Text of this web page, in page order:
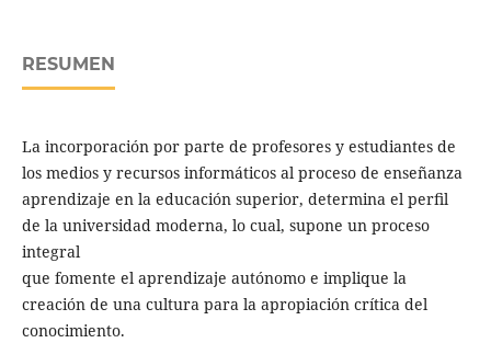
RESUMEN
La incorporación por parte de profesores y estudiantes de
los medios y recursos informáticos al proceso de enseñanza
aprendizaje en la educación superior, determina el perﬁl
de la universidad moderna, lo cual, supone un proceso
integral
que fomente el aprendizaje autónomo e implique la
creación de una cultura para la apropiación crítica del
conocimiento.